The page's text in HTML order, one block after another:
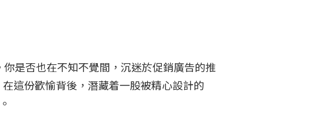
是否也在不知不覺間，沉迷於促銷廣告的推
這份歡愉背後，潛藏着一股被精心設計的